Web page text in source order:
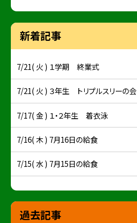
新着記事
7/21( 火 ) １学期 終業式
7/21( 火 ) ３年生 トリプルスリーの会
7/17( 金 ) １・２年生 着衣泳
7/16( 木 ) 7月16日の給食
7/15( 水 ) 7月15日の給食
過去記事